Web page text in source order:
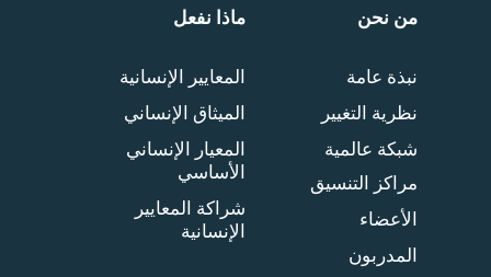
من نحن
نبذة عامة
نظرية التغيير
شبكة عالمية
مراكز التنسيق
الأعضاء
المدربون
ماذا نفعل
المعايير الإنسانية
الميثاق الإنساني
المعيار الإنساني
الأساسي
شراكة المعايير
الإنسانية